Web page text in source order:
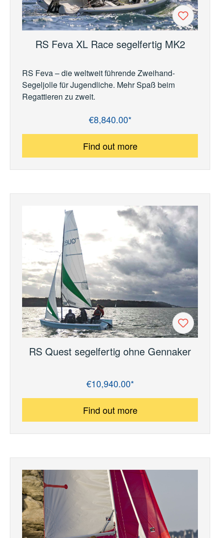
RS Feva XL Race segelfertig MK2
RS Feva – die weltweit führende Zweihand-
Segeljolle für Jugendliche. Mehr Spaß beim
Regattieren zu zweit.
€8,840.00*
Find out more
RS Quest segelfertig ohne Gennaker
€10,940.00*
Find out more